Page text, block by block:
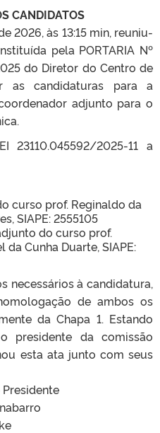
CANDIDATOS
2026, às 13:15 min, reuniu-
pela PORTARIA Nº
do Diretor do Centro de
as candidaturas para a
adjunto para o
23110.045592/2025-11 a
curso prof. Reginaldo da
SIAPE: 2555105
do curso prof.
da Cunha Duarte, SIAPE:
necessários à candidatura,
de ambos os
da Chapa 1. Estando
presidente da comissão
esta ata junto com seus
Presidente